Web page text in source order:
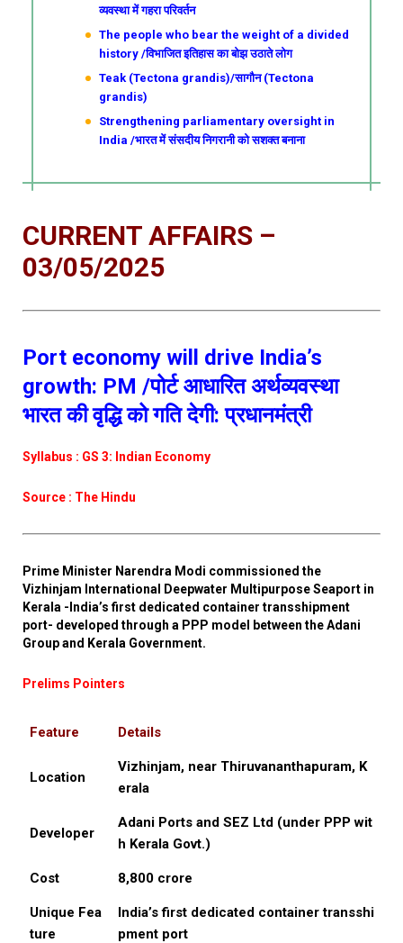
व्यवस्था में गहरा परिवर्तन
The people who bear the weight of a divided
history /विभाजित इतिहास का बोझ उठाते लोग
Teak (Tectona grandis)/सागौन (Tectona
grandis)
Strengthening parliamentary oversight in
India /भारत में संसदीय निगरानी को सशक्त बनाना
CURRENT AFFAIRS –
03/05/2025
Port economy will drive India’s
growth: PM /पोर्ट आधारित अर्थव्यवस्था
भारत की वृद्धि को गति देगी: प्रधानमंत्री
Syllabus : GS 3: Indian Economy
Source : The Hindu
Prime Minister Narendra Modi commissioned the
Vizhinjam International Deepwater Multipurpose Seaport in
Kerala -India’s first dedicated container transshipment
port- developed through a PPP model between the Adani
Group and Kerala Government.
Prelims Pointers
Feature Details
Location
Vizhinjam, near Thiruvananthapuram, K
erala
Developer
Adani Ports and SEZ Ltd (under PPP wit
h Kerala Govt.)
Cost ₹8,800 crore
Unique Fea
ture
India’s first dedicated container transshi
pment port